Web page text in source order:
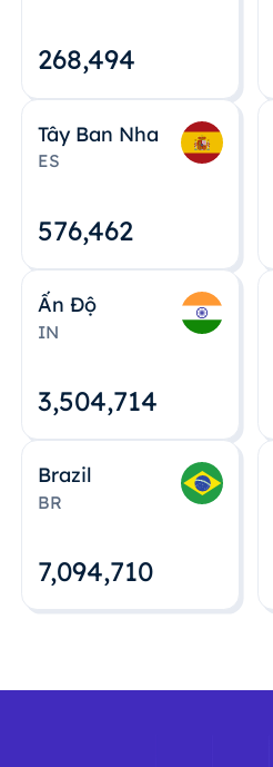
268,495
Tây Ban Nha
ES
576,463
Ấn Độ
IN
3,504,715
Brazil
BR
7,094,712